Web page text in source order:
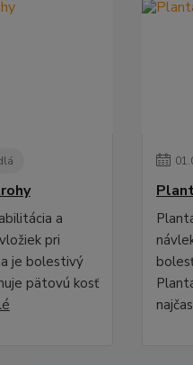
a
pri
je bolestivý
pätovú kosť
01.